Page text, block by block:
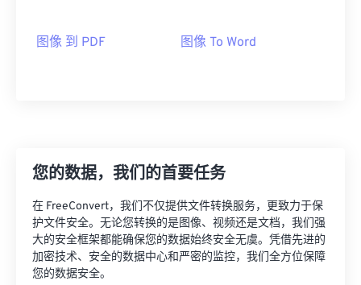
图像 到 PDF 图像 To Word
您的数据，我们的首要任务
在 FreeConvert，我们不仅提供文件转换服务，更致力于保
护文件安全。无论您转换的是图像、视频还是文档，我们强
大的安全框架都能确保您的数据始终安全无虞。凭借先进的
加密技术、安全的数据中心和严密的监控，我们全方位保障
您的数据安全。